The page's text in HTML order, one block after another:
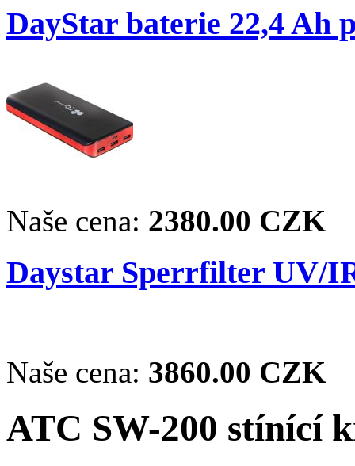
DayStar baterie 22,4
Naše cena: 2380.00 CZK
Daystar Sperrfilter UV/
Naše cena: 3860.00 CZK
ATC SW-200 stínící